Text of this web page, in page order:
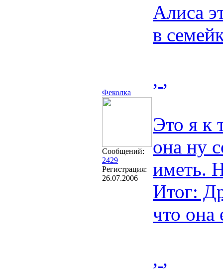
Феколка
Сообщений:
2429
Регистрация:
26.07.2006
Алиса
в
, ,
Это я к
она ну
иметь.
Итог:
что она
, ,